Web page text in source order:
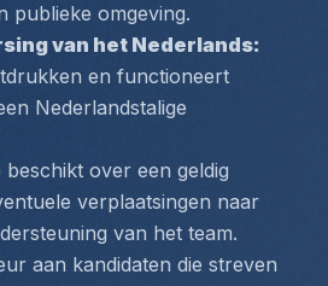
publieke omgeving.
van het Nederlands:
en functioneert
Nederlandstalige
beschikt over een geldig
verplaatsingen naar
van het team.
aan kandidaten die streven